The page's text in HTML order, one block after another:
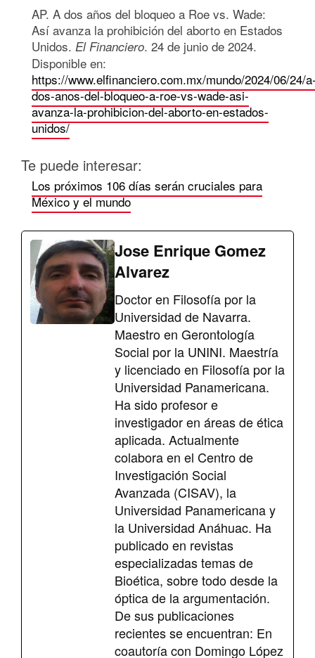
AP. A dos años del bloqueo a Roe vs. Wade:
Así avanza la prohibición del aborto en Estados
Unidos. El Financiero. 24 de junio de 2024.
Disponible en:
https://www.elfinanciero.com.mx/mundo/2024/06/24/
dos-anos-del-bloqueo-a-roe-vs-wade-asi-
avanza-la-prohibicion-del-aborto-en-estados-
unidos/
Te puede interesar:
Los próximos 106 días serán cruciales para
México y el mundo
Jose Enrique Gomez
Alvarez
Doctor en Filosofía por la
Universidad de Navarra.
Maestro en Gerontología
Social por la UNINI. Maestría
y licenciado en Filosofía por la
Universidad Panamericana.
Ha sido profesor e
investigador en áreas de ética
aplicada. Actualmente
colabora en el Centro de
Investigación Social
Avanzada (CISAV), la
Universidad Panamericana y
la Universidad Anáhuac. Ha
publicado en revistas
especializadas temas de
Bioética, sobre todo desde la
óptica de la argumentación.
De sus publicaciones
recientes se encuentran: En
coautoría con Domingo López